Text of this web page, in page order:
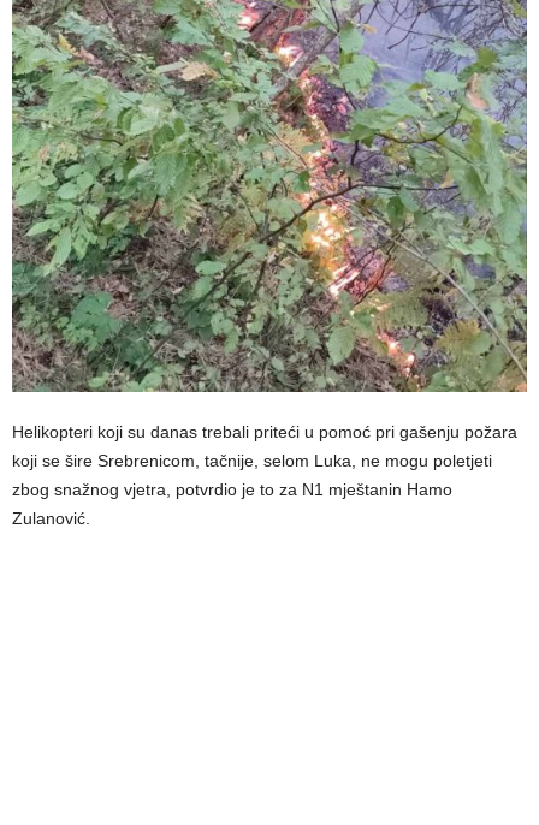
Helikopteri koji su danas trebali priteći u pomoć pri gašenju požara
koji se šire Srebrenicom, tačnije, selom Luka, ne mogu poletjeti
zbog snažnog vjetra, potvrdio je to za N1 mještanin Hamo
Zulanović.